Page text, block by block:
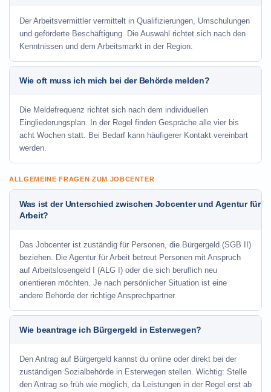
Der Arbeitsvermittler vermittelt in Qualifizierungen, Umschulungen
und geförderte Beschäftigung. Die Auswahl richtet sich nach den
Kenntnissen und dem Arbeitsmarkt in der Region.
Wie oft muss ich mich bei der Behörde melden?
Die Meldefrequenz richtet sich nach dem individuellen
Eingliederungsplan. In der Regel finden Gespräche alle vier bis
acht Wochen statt. Bei Bedarf kann häufigerer Kontakt vereinbart
werden.
ALLGEMEINE FRAGEN ZUM JOBCENTER
Was ist der Unterschied zwischen Jobcenter und Agentur für
Arbeit?
Das Jobcenter ist zuständig für Personen, die Bürgergeld (SGB II)
beziehen. Die Agentur für Arbeit betreut Personen mit Anspruch
auf Arbeitslosengeld I (ALG I) oder die sich beruflich neu
orientieren möchten. Je nach persönlicher Situation ist eine
andere Behörde der richtige Ansprechpartner.
Wie beantrage ich Bürgergeld in Esterwegen?
Den Antrag auf Bürgergeld kannst du online oder direkt bei der
zuständigen Sozialbehörde in Esterwegen stellen. Wichtig: Stelle
den Antrag so früh wie möglich, da Leistungen in der Regel erst ab